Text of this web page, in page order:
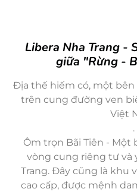
Libera Nha Trang -
giữa "Rừng -
Địa thế hiếm có, một
trên cung đường ven
Việt
.
Ôm trọn Bãi Tiên -
vòng cung riêng tư và
Trang. Đây cũng là khu
cao cấp, được mệnh